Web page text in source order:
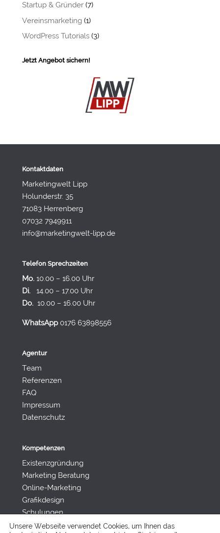
Startup & Gründer(7)
Vereinsmarketing (1)
WordPress Tutorials(3)
Jetzt Angebot sichern!
Kontaktdaten
Marketingwelt Lipp
Holunderstr. 35
71083 Herrenberg
07032 7949911
info@marketingwelt-lipp.de
Telefon Sprechzeiten
Mo.10.00 – 16.00 Uhr
Di.14.00 – 17.00 Uhr
Do. 10.00 – 16.00 Uhr
WhatsApp 0176 63898556
Agentur
Team
Referenzen
FAQ
Impressum
Datenschutz
Kompetenzen
Existenzgründung
Marketing Beratung
Online-Marketing
Grafikdesign
Schulungen
Unsere Webseite verwendet Cookies, um Ihnen das